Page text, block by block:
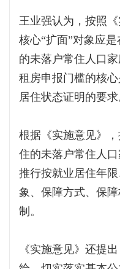
王业强认为，按照
核心“扩面”对象应
的未落户常住人口
租房申报门槛的核
居住状态证明的要求
根据《实施意见》
住的未落户常住人
推行按就业居住年
象、保障方式、保
制。
《实施意见》还提